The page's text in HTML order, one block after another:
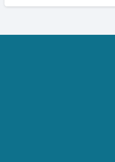
המקורי
₪249.00.
הנוכחי
₪199.00.